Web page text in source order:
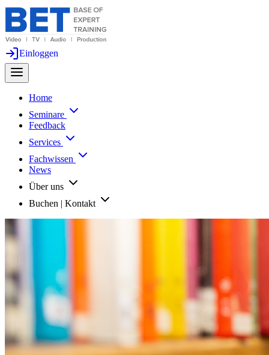
Einloggen
Home
Seminare
Feedback
Services
Fachwissen
News
Über uns
Buchen | Kontakt